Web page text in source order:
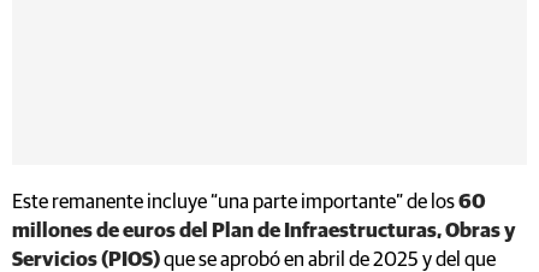
Este remanente incluye “una parte importante” de los60
millones de euros del Plan de Infraestructuras, Obras y
Servicios (PIOS)que se aprobó en abril de 2025 y del que